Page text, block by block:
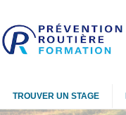
TROUVER UN STAGE